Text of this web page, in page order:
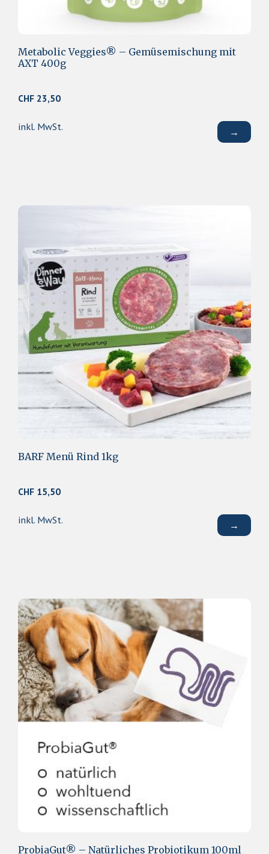
Metabolic Veggies® – Gemüsemischung mit
AXT 400g
CHF 23,50
inkl. MwSt. →
BARF Menü Rind 1kg
CHF 15,50
inkl. MwSt. →
ProbiaGut® – Natürliches Probiotikum 100ml